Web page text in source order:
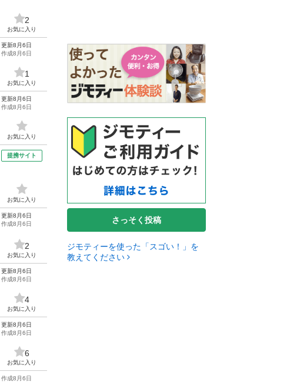
2
お気に入り
更新8月6日
作成8月6日
1
お気に入り
更新8月6日
作成8月6日
お気に入り
提携サイト
お気に入り
更新8月6日
作成8月6日
2
お気に入り
更新8月6日
作成8月6日
4
お気に入り
更新8月6日
作成8月6日
6
お気に入り
作成8月6日
さっそく投稿
ジモティーを使った「スゴい！」を
教えてください